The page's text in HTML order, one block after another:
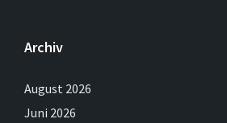
Archiv
August 2026
Juni 2026